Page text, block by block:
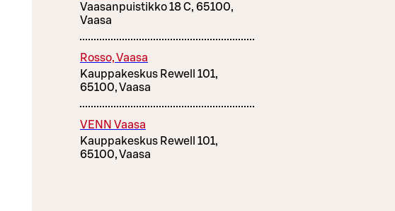
Vaasanpuistikko 18 C, 65100,
Vaasa
Rosso, Vaasa
Kauppakeskus Rewell 101,
65100, Vaasa
VENN Vaasa
Kauppakeskus Rewell 101,
65100, Vaasa